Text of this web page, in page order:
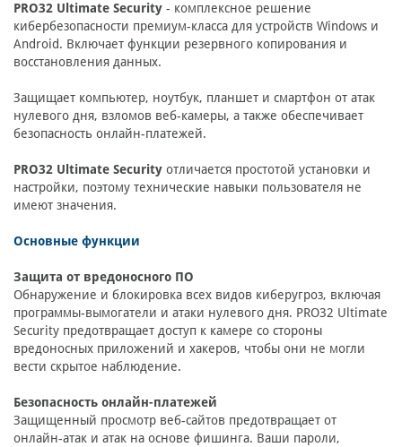
PRO32 Ultimate Security - комплексное решение
кибербезопасности премиум-класса для устройств Windows и
Android. Включает функции резервного копирования и
восстановления данных.
Защищает компьютер, ноутбук, планшет и смартфон от атак
нулевого дня, взломов веб-камеры, а также обеспечивает
безопасность онлайн-платежей.
PRO32 Ultimate Security отличается простотой установки и
настройки, поэтому технические навыки пользователя не
имеют значения.
Основные функции
Защита от вредоносного ПО
Обнаружение и блокировка всех видов киберугроз, включая
программы-вымогатели и атаки нулевого дня. PRO32 Ultimate
Security предотвращает доступ к камере со стороны
вредоносных приложений и хакеров, чтобы они не могли
вести скрытое наблюдение.
Безопасность онлайн-платежей
Защищенный просмотр веб-сайтов предотвращает от
онлайн-атак и атак на основе фишинга. Ваши пароли,